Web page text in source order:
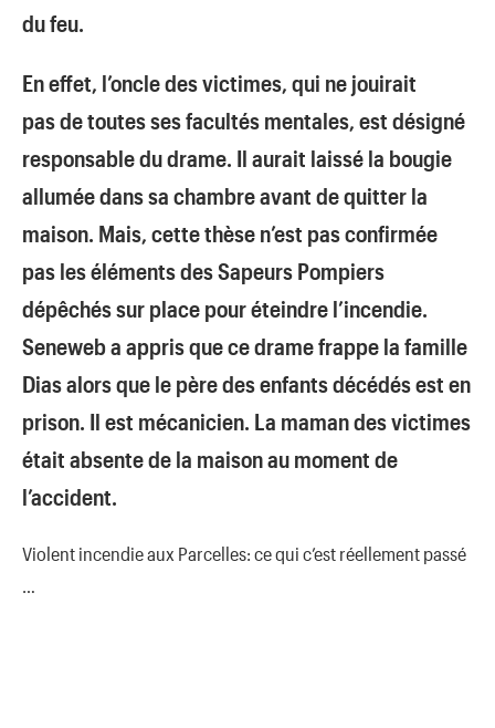
du feu.
En effet, l’oncle des victimes, qui ne jouirait
pas de toutes ses facultés mentales, est désigné
responsable du drame. Il aurait laissé la bougie
allumée dans sa chambre avant de quitter la
maison. Mais, cette thèse n’est pas confirmée
pas les éléments des Sapeurs Pompiers
dépêchés sur place pour éteindre l’incendie.
Seneweb a appris que ce drame frappe la famille
Dias alors que le père des enfants décédés est en
prison. Il est mécanicien. La maman des victimes
était absente de la maison au moment de
l’accident.
Violent incendie aux Parcelles: ce qui c’est réellement passé